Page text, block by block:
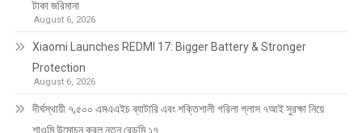
টাকা জরিমানা
August 6, 2026
Xiaomi Launches REDMI 17: Bigger Battery & Stronger
Protection
August 6, 2026
দীর্ঘস্থায়ী ৭,৫০০ এমএএইচ ব্যাটারি এবং শক্তিশালী গরিলা গ্লাস ৭আই সুরক্ষা নিয়ে
শাওমি উন্মোচন করল নতুন রেডমি ১৭